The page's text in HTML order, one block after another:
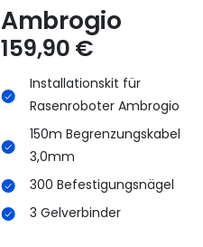
Ambrogio
159,90 €
Installationskit für
Rasenroboter Ambrogio
150m Begrenzungskabel
3,0mm
300 Befestigungsnägel
3 Gelverbinder